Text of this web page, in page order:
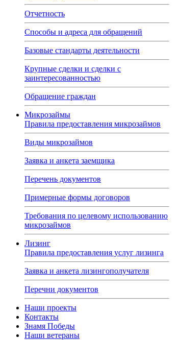
Отчетность
Способы и адреса для обращений
Базовые стандарты деятельности
Крупные сделки и сделки с
заинтересованностью
Обращение граждан
Микрозаймы
Правила предоставления микрозаймов
Виды микрозаймов
Заявка и анкета заемщика
Перечень документов
Примерные формы договоров
Требования по целевому использованию
микрозаймов
Лизинг
Правила предоставления услуг лизинга
Заявка и анкета лизингополучателя
Перечни документов
Наши проекты
Контакты
Знамя Победы
Наши ветераны